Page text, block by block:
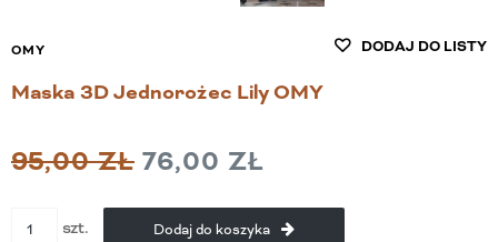
DODAJ DO LISTY
OMY
Maska 3D Jednorożec Lily OMY
95,00 ZŁ 76,00 ZŁ
szt. Dodaj do koszyka